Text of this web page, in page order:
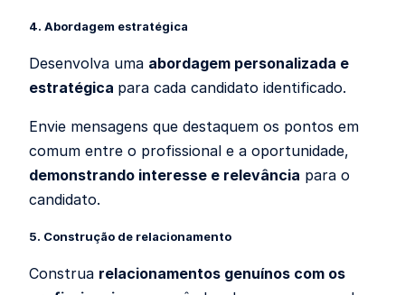
4. Abordagem estratégica
Desenvolva uma abordagem personalizada e
estratégica para cada candidato identificado.
Envie mensagens que destaquem os pontos em
comum entre o profissional e a oportunidade,
demonstrando interesse e relevância para o
candidato.
5. Construção de relacionamento
Construa relacionamentos genuínos com os